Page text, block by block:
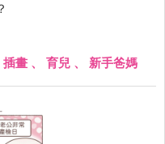
插畫 、 育兒 、 新手爸媽